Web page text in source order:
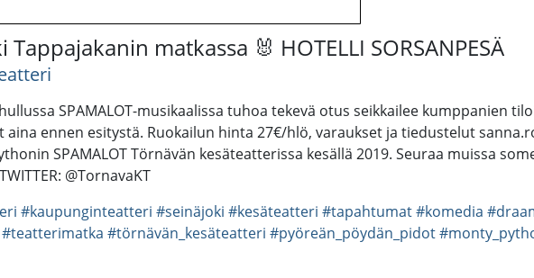
matkassa 🐰 HOTELLI SORSANPESÄ
SPAMALOT-musikaalissa tuhoa tekevä otus seikkailee kumppanien
ennen esitystä. Ruokailun hinta 27€/hlö, varaukset ja tiedustelut
SPAMALOT Törnävän kesäteatterissa kesällä 2019. Seuraa muissa
@TornavaKT
#kaupunginteatteri #seinäjoki #kesäteatteri #tapahtumat#komedia
#teatterimatka #törnävän_kesäteatteri #pyöreän_pöydän_pidot